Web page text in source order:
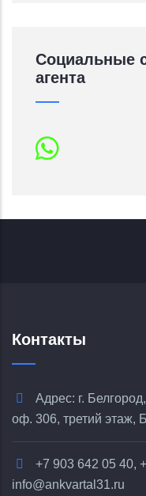
Социальные
агента
Контакты
Адрес: г.
оф. 306, третий этаж,
+7 903 642 05 40,
info@ankvartal31.ru